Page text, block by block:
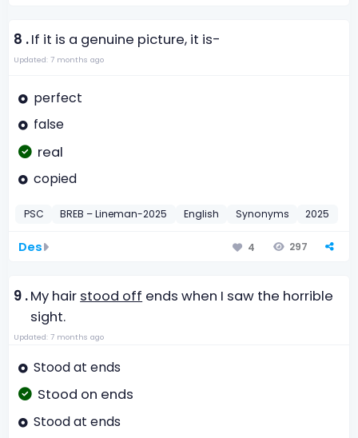
8 .If it is a genuine picture, it is-
Updated: 7 months ago
perfect
false
real
copied
PSC BREB – Lineman-2025 English Synonyms 2025
Des 4 297
9 .My hair stood off ends when I saw the horrible
sight.
Updated: 7 months ago
Stood at ends
Stood on ends
Stood at ends